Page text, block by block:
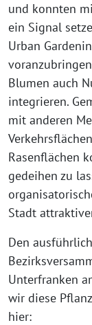
und konnten
ein Signal
Urban
Blumen auch
integrieren.
mit anderen
Rasenflächen
gedeihen zu
Stadt
Den
Unterfranken
wir diese
hier: